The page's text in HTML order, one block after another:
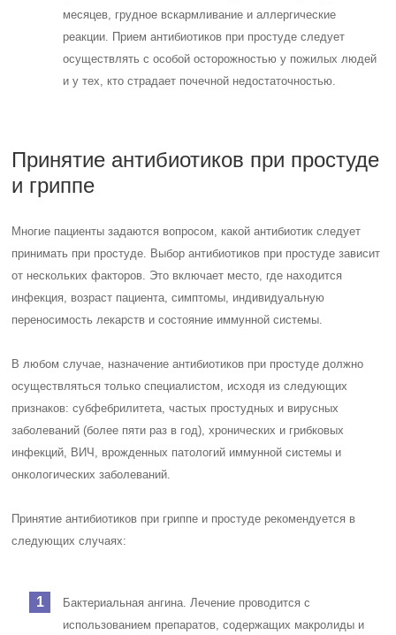
месяцев, грудное вскармливание и аллергические
реакции. Прием антибиотиков при простуде следует
осуществлять с особой осторожностью у пожилых людей
и у тех, кто страдает почечной недостаточностью.
Принятие антибиотиков при простуде
и гриппе
Многие пациенты задаются вопросом, какой антибиотик следует
принимать при простуде. Выбор антибиотиков при простуде зависит
от нескольких факторов. Это включает место, где находится
инфекция, возраст пациента, симптомы, индивидуальную
переносимость лекарств и состояние иммунной системы.
В любом случае, назначение антибиотиков при простуде должно
осуществляться только специалистом, исходя из следующих
признаков: субфебрилитета, частых простудных и вирусных
заболеваний (более пяти раз в год), хронических и грибковых
инфекций, ВИЧ, врожденных патологий иммунной системы и
онкологических заболеваний.
Принятие антибиотиков при гриппе и простуде рекомендуется в
следующих случаях:
Бактериальная ангина. Лечение проводится с
использованием препаратов, содержащих макролиды и